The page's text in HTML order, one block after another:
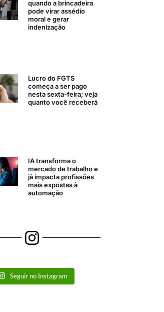
quando a brincadeira
pode virar assédio
moral e gerar
indenização
Lucro do FGTS
começa a ser pago
nesta sexta-feira; veja
quanto você receberá
IA transforma o
mercado de trabalho e
já impacta profissões
mais expostas à
automação
Seguir no Instagram